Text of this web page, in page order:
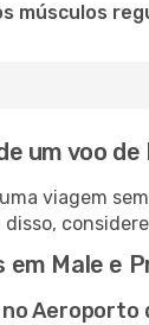
músculos
um voo
viagem
disso,
Male e
Aeroporto